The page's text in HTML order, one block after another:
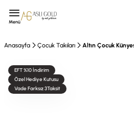
Menü
Anasayfa Çocuk Takıları Altın Çocuk
EFT %10 İndirim
Özel Hediye Kutusu
Vade Farksız 3Taksit